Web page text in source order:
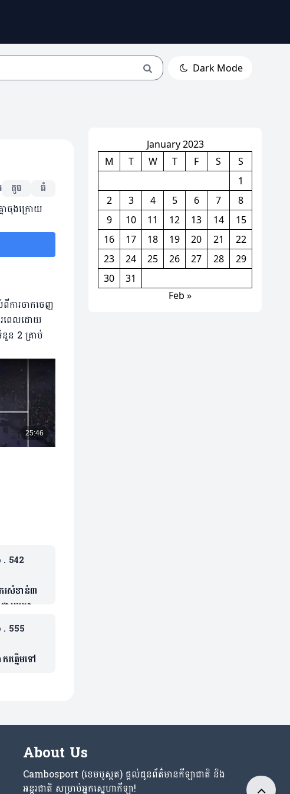
Dark Mode
តូច ធំ
ាចុងក្រោយ
ការចាកចេញ
ពេលដោយ
ន 2 គ្រាប់
. 542
រសំខាន់៣
យម្ចាស់
. 555
នើមទៅ
January 2023
M
T W T F S
S
1
2
3 4 5 6 7
8
9
10 11 12 13 14
15
16
17 18 19 20 21
22
23
24 25 26 27 28
29
30
31
Feb »
About Us
Cambosport (ខេមបូស្ពត) ផ្តល់ជូនព័ត៌មានកីឡាជាតិ និង
អន្តរជាតិ សម្រាប់អ្នកស្នេហាកីឡា!